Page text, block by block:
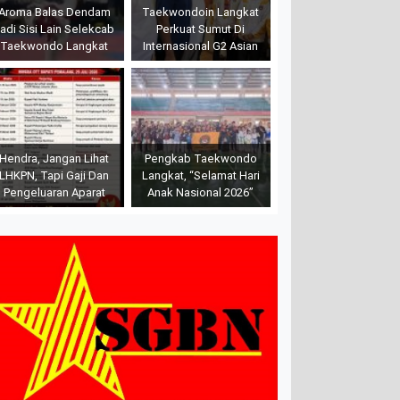
Balas Dendam
Sisi Lain Selekcab
Taekwondo Langkat
Taekwondoin Langkat
Perkuat Sumut Di
Internasional G2 Asian
Hendra, Jangan Lihat
LHKPN, Tapi Gaji Dan
Pengeluaran Aparat
Pengkab Taekwondo
Langkat, “Selamat Hari
Anak Nasional 2026”